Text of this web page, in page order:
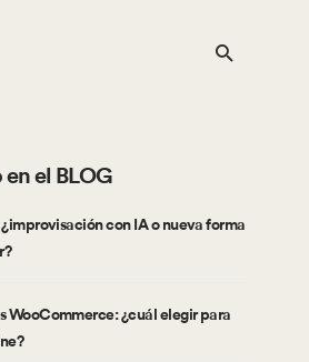
en el BLOG
con IA o nueva forma
WooCommerce: ¿cuál elegir para